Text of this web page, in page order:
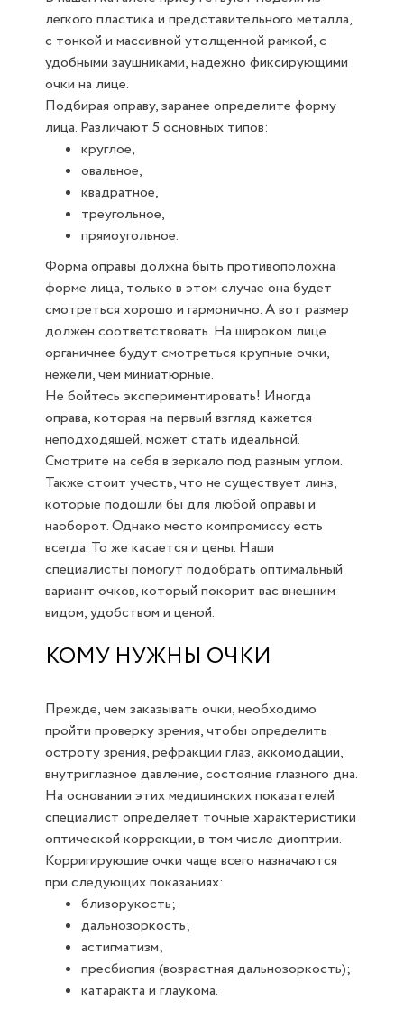
легкого пластика и представительного металла,
с тонкой и массивной утолщенной рамкой, с
удобными заушниками, надежно фиксирующими
очки на лице.
Подбирая оправу, заранее определите форму
лица. Различают 5 основных типов:
круглое,
овальное,
квадратное,
треугольное,
прямоугольное.
Форма оправы должна быть противоположна
форме лица, только в этом случае она будет
смотреться хорошо и гармонично. А вот размер
должен соответствовать. На широком лице
органичнее будут смотреться крупные очки,
нежели, чем миниатюрные.
Не бойтесь экспериментировать! Иногда
оправа, которая на первый взгляд кажется
неподходящей, может стать идеальной.
Смотрите на себя в зеркало под разным углом.
Также стоит учесть, что не существует линз,
которые подошли бы для любой оправы и
наоборот. Однако место компромиссу есть
всегда. То же касается и цены. Наши
специалисты помогут подобрать оптимальный
вариант очков, который покорит вас внешним
видом, удобством и ценой.
КОМУ НУЖНЫ ОЧКИ
Прежде, чем заказывать очки, необходимо
пройти проверку зрения, чтобы определить
остроту зрения, рефракции глаз, аккомодации,
внутриглазное давление, состояние глазного дна.
На основании этих медицинских показателей
специалист определяет точные характеристики
оптической коррекции, в том числе диоптрии.
Корригирующие очки чаще всего назначаются
при следующих показаниях:
близорукость;
дальнозоркость;
астигматизм;
пресбиопия (возрастная дальнозоркость);
катаракта и глаукома.